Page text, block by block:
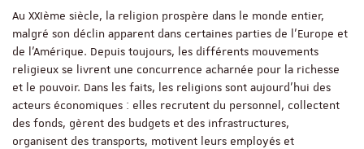
Au XXIème siècle, la religion prospère dans le monde entier,
malgré son déclin apparent dans certaines parties de l’Europe et
de l’Amérique. Depuis toujours, les différents mouvements
religieux se livrent une concurrence acharnée pour la richesse
et le pouvoir. Dans les faits, les religions sont aujourd’hui des
acteurs économiques : elles recrutent du personnel, collectent
des fonds, gèrent des budgets et des infrastructures,
organisent des transports, motivent leurs employés et